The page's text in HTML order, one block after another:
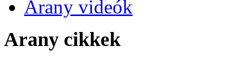
Arany videók
Arany cikkek